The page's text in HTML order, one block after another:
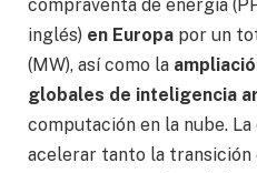
compraventa de energía
inglés) en Europa por un
(MW), así como la
globales de inteligencia
computación en la nube.
acelerar tanto la